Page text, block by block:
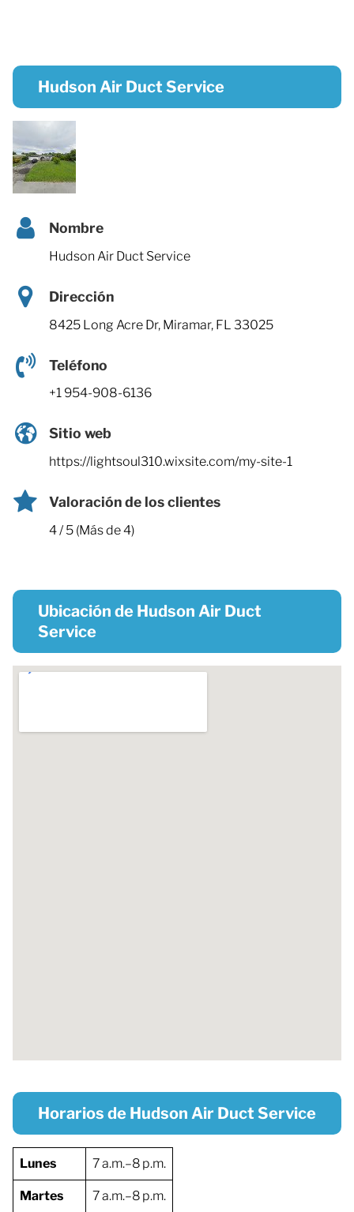
Hudson Air Duct Service
Nombre
Hudson Air Duct Service
Dirección
8425 Long Acre Dr, Miramar, FL 33025
Teléfono
+1 954-908-6136
Sitio web
https://lightsoul310.wixsite.com/my-site-1
Valoración de los clientes
4 / 5 (Más de 4)
Ubicación de Hudson Air Duct
Service
Horarios de Hudson Air Duct Service
Lunes 7 a.m.–8 p.m.
Martes 7 a.m.–8 p.m.